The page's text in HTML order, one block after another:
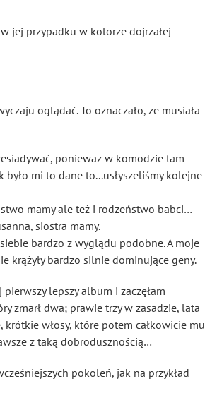
jej przypadku w kolorze dojrzałej
oglądać. To oznaczało, że musiała
ponieważ w komodzie tam
mi to dane to...usłyszeliśmy kolejne
mamy ale też i rodzeństwo babci…
siostra mamy.
bardzo z wyglądu podobne. A moje
krążyły bardzo silnie dominujące geny.
lepszy album i zaczęłam
zmarł dwa; prawie trzy w zasadzie, lata
włosy, które potem całkowicie mu
z taką dobrodusznością…
pokoleń, jak na przykład